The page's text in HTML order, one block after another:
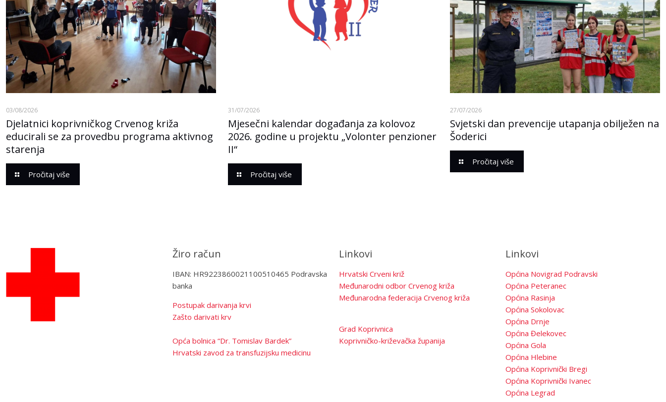
03/08/2026
Djelatnici koprivničkog Crvenog križa
educirali se za provedbu programa aktivnog
starenja
Pročitaj više
31/07/2026
Mjesečni kalendar događanja za kolovoz
2026. godine u projektu „Volonter penzioner
II“
Pročitaj više
27/07/2026
Svjetski dan prevencije utapanja obilježen na
Šoderici
Pročitaj više
Žiro račun
IBAN: HR9223860021100510465 Podravska
banka
Postupak darivanja krvi
Zašto darivati krv
Opća bolnica “Dr. Tomislav Bardek”
Hrvatski zavod za transfuzijsku medicinu
Linkovi
Hrvatski Crveni križ
Međunarodni odbor Crvenog križa
Međunarodna federacija Crvenog križa
Grad Koprivnica
Koprivničko-križevačka županija
Linkovi
Općina Novigrad Podravski
Općina Peteranec
Općina Rasinja
Općina Sokolovac
Općina Drnje
Općina Đelekovec
Općina Gola
Općina Hlebine
Općina Koprivnički Bregi
Općina Koprivnički Ivanec
Općina Legrad